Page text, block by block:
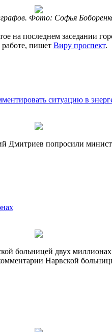
Фото: Софья
на последнем заседании
работе, пишет Виру проспект.
ситуацию в
попросили
больницей двух
Нарвской